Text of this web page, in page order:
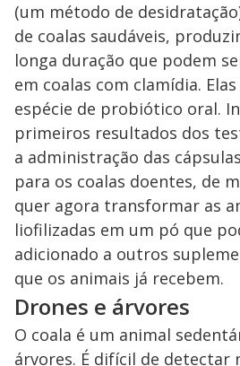
(um método de
de coalas saudáveis,
longa duração que podem
em coalas com clamídia.
espécie de probiótico oral.
primeiros resultados dos
a administração das
para os coalas doentes, de
quer agora transformar as
liofilizadas em um pó que
adicionado a outros
que os animais já recebem.
Drones e árvores
O coala é um animal
árvores. É difícil de detectar